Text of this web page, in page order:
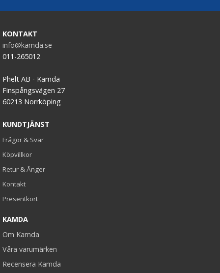
KONTAKT
info@kamda.se
011-265012
Phelt AB - Kamda
Finspångsvägen 27
60213 Norrköping
KUNDTJÄNST
Frågor & Svar
Köpvillkor
Retur & Ånger
Kontakt
Presentkort
KAMDA
Om Kamda
Våra varumärken
Recensera Kamda